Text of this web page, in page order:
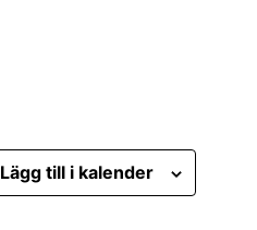
Lägg till i kalender